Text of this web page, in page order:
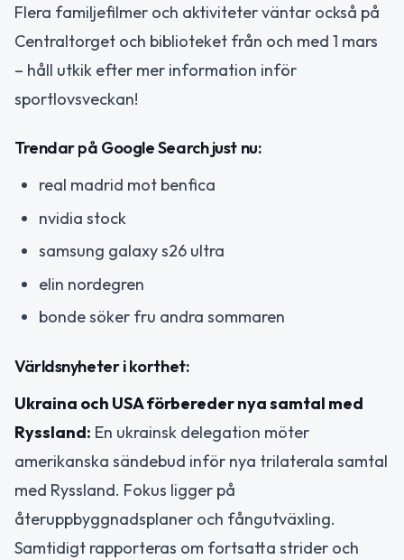
Flera familjefilmer och aktiviteter väntar också på
Centraltorget och biblioteket från och med 1 mars
– håll utkik efter mer information inför
sportlovsveckan!
Trendar på Google Search just nu:
real madrid mot benfica
nvidia stock
samsung galaxy s26 ultra
elin nordegren
bonde söker fru andra sommaren
Världsnyheter i korthet:
Ukraina och USA förbereder nya samtal med
Ryssland: En ukrainsk delegation möter
amerikanska sändebud inför nya trilaterala samtal
med Ryssland. Fokus ligger på
återuppbyggnadsplaner och fångutväxling.
Samtidigt rapporteras om fortsatta strider och